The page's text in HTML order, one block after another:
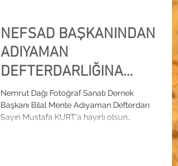
NEFSAD BAŞKANINDAN
ADIYAMAN
DEFTERDARLIĞINA
ZİYARET
Nemrut Dağı Fotoğraf Sanatı Dernek
Başkanı Bilal Mente Adıyaman Defterdarı
Sayın Mustafa KURT'a hayırlı olsun